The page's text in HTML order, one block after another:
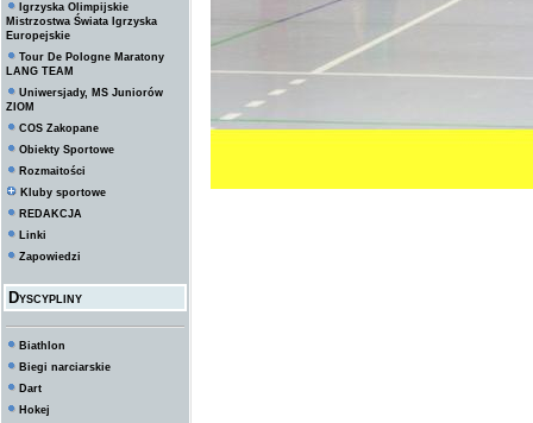
Igrzyska Olimpijskie
Mistrzostwa Świata Igrzyska
Europejskie
Tour De Pologne Maratony
LANG TEAM
Uniwersjady, MS Juniorów
ZIOM
COS Zakopane
Obiekty Sportowe
Rozmaitości
Kluby sportowe
REDAKCJA
Linki
Zapowiedzi
Dyscypliny
Biathlon
Biegi narciarskie
Dart
Hokej